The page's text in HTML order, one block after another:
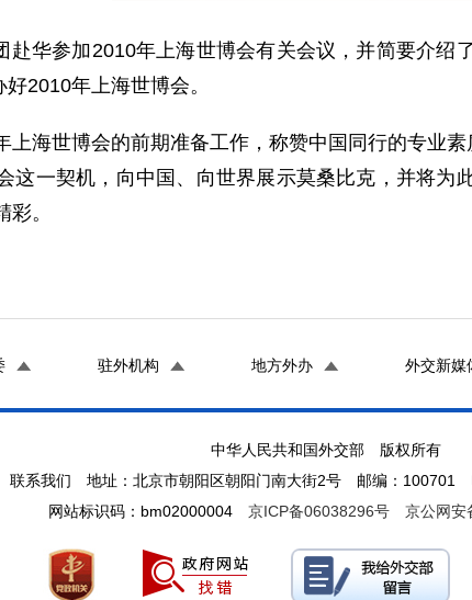
参加2010年上海世博会有关会议，并简要介绍
2010年上海世博会。
世博会的前期准备工作，称赞中国同行的专业素
这一契机，向中国、向世界展示莫桑比克，并将为
。
驻外机构 地方外办 外交新媒
中华人民共和国外交部 版权所有
联系我们 地址：北京市朝阳区朝阳门南大街2号 邮编：100701
网站标识码：bm02000004 京ICP备06038296号 京公网安